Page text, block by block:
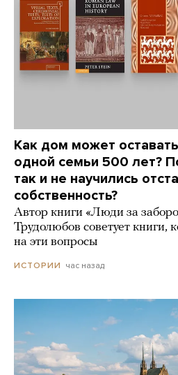
Как дом может
одной семьи 500 лет?
так и не научились
собственность?
Автор книги «Люди за
Трудолюбов советует книги,
на эти вопросы
ИСТОРИИ час назад